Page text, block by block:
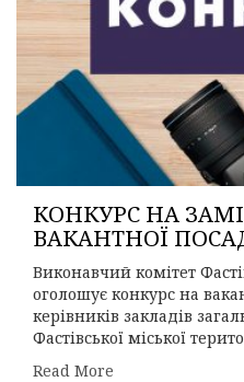
КОНКУРС НА
ВАКАНТНОЇ
Виконавчий комітет
оголошує конкурс на
керівників закладів
Фастівської міської
Read More